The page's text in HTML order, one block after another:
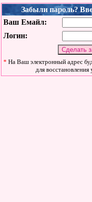
Забыли пароль?
Ваш Емайл:
Логин:
* На Ваш электронный адрес
для восстановления